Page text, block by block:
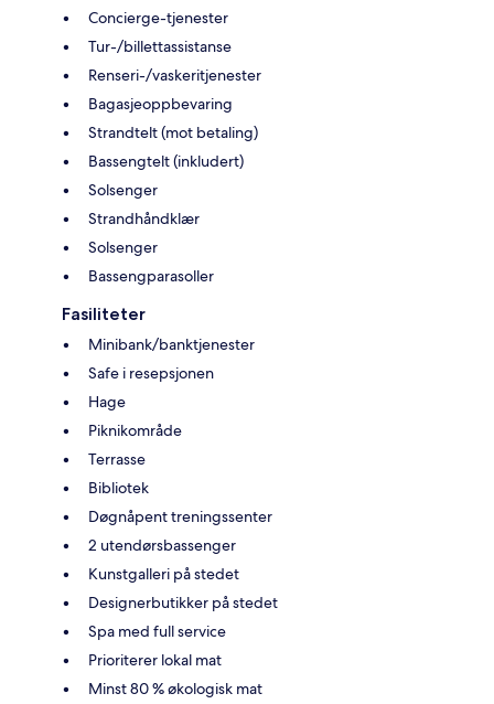
Concierge-tjenester
Tur-/billettassistanse
Renseri-/vaskeritjenester
Bagasjeoppbevaring
Strandtelt (mot betaling)
Bassengtelt (inkludert)
Solsenger
Strandhåndklær
Solsenger
Bassengparasoller
Fasiliteter
Minibank/banktjenester
Safe i resepsjonen
Hage
Piknikområde
Terrasse
Bibliotek
Døgnåpent treningssenter
2 utendørsbassenger
Kunstgalleri på stedet
Designerbutikker på stedet
Spa med full service
Prioriterer lokal mat
Minst 80 % økologisk mat